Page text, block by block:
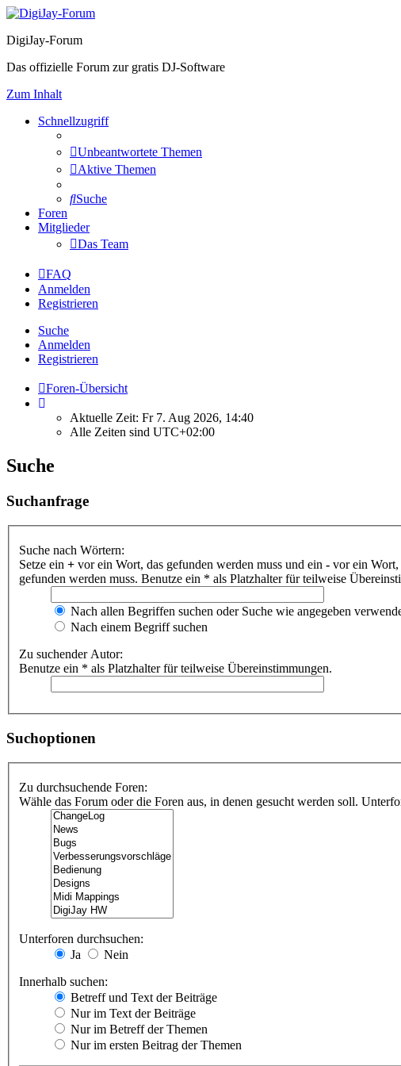
DigiJay-Forum
Das offizielle Forum zur gratis DJ-Software
Zum Inhalt
Schnellzugriff
Unbeantwortete Themen
Aktive Themen
Suche
Foren
Mitglieder
Das Team
FAQ
Anmelden
Registrieren
Suche
Anmelden
Registrieren
Foren-Übersicht
Aktuelle Zeit: Fr 7. Aug 2026, 14:40
Alle Zeiten sind UTC+02:00
Suche
Suchanfrage
Suche nach Wörtern:
Setze ein + vor ein Wort, das gefunden werden muss und ein - vor ein Wort,
gefunden werden muss. Benutze ein * als Platzhalter für teilweise
Nach allen Begriffen suchen oder Suche wie angegeben
Nach einem Begriff suchen
Zu suchender Autor:
Benutze ein * als Platzhalter für teilweise Übereinstimmungen.
Suchoptionen
Zu durchsuchende Foren:
Wähle das Forum oder die Foren aus, in denen gesucht werden soll.
Unterforen durchsuchen:
Ja
Nein
Innerhalb suchen:
Betreff und Text der Beiträge
Nur im Text der Beiträge
Nur im Betreff der Themen
Nur im ersten Beitrag der Themen